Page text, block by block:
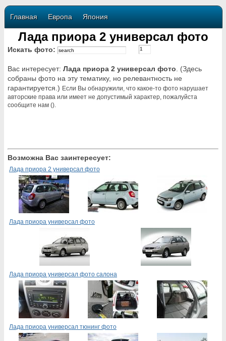
Главная Европа Япония
Лада приора 2 универсал фото
Искать фото:
Вас интересует: Лада приора 2 универсал фото . (Здесь
собраны фото на эту тематику, но релевантность не
гарантируется.) Если Вы обнаружили, что какое-то фото нарушает
авторские права или имеет не допустимый характер, пожалуйста
сообщите нам ().
Возможна Вас заинтересует:
Лада приора 2 универсал фото
Лада приора универсал фото
Лада приора универсал фото салона
Лада приора универсал тюнинг фото